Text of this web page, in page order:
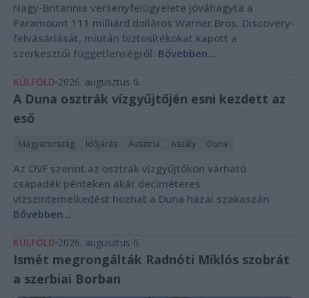
Nagy-Britannia versenyfelügyelete jóváhagyta a
Paramount 111 milliárd dolláros Warner Bros. Discovery-
felvásárlását, miután biztosítékokat kapott a
szerkesztői függetlenségről. Bővebben...
KÜLFÖLD 2026. augusztus 6.
A Duna osztrák vízgyűjtőjén esni kezdett az
eső
Magyarország Időjárás Ausztria Aszály Duna
Az OVF szerint az osztrák vízgyűjtőkön várható
csapadék pénteken akár deciméteres
vízszintemelkedést hozhat a Duna hazai szakaszán.
Bővebben...
KÜLFÖLD 2026. augusztus 6.
Ismét megrongálták Radnóti Miklós szobrát
a szerbiai Borban